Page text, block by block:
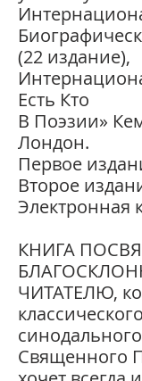
(22 издание),
Есть Кто
В Поэзии»
Лондон.
Первое
Второе
Электронная
КНИГА
ЧИТАТЕЛЮ,
классического
синодального
Священного